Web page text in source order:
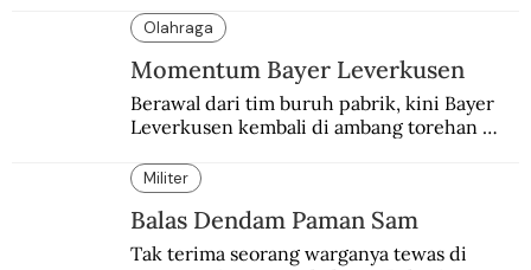
peringatan Hari Ibu.
Olahraga
Momentum Bayer Leverkusen
Berawal dari tim buruh pabrik, kini Bayer
Leverkusen kembali di ambang torehan
“Neverkusen”.
Militer
Balas Dendam Paman Sam
Tak terima seorang warganya tewas di